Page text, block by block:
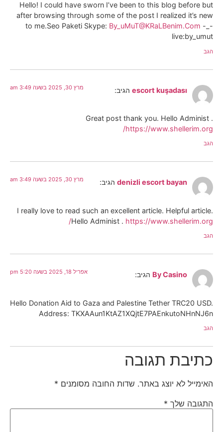
Hello! I could have sworn I’ve been to this blog before but
after browsing through some of the post I realized it’s new
to me.Seo Paketi Skype: By_uMuT@KRaLBenim.Com -_-
live:by_umut
הגב
escort kuşadası הגיב: מרץ 30, 2025 בשעה 3:49 am
Great post thank you. Hello Administ .
https://www.shellerim.org/
הגב
denizli escort bayan הגיב: מרץ 30, 2025 בשעה 3:49 am
I really love to read such an excellent article. Helpful article.
Hello Administ . https://www.shellerim.org/
הגב
By Casino הגיב: אפריל 18, 2025 בשעה 5:20 pm
Hello Donation Aid to Gaza and Palestine Tether TRC20 USD.
Address: TKXAAun1KtAZ1XQjtE7PAEnkutoNHnNJ6n
הגב
כתיבת תגובה
האימייל לא יוצג באתר. שדות החובה מסומנים *
התגובה שלך *